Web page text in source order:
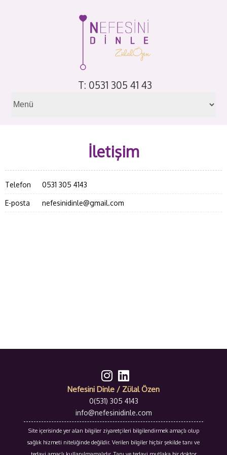
T: 0531 305 41 43
İletişim
Telefon 0531 305 4143
E-posta nefesinidinle@gmail.com
Nefesini Dinle / Zülal Özen
0(531) 305 4143
info@nefesinidinle.com
Site içerisinde yer alan bilgiler ziyaretçileri bilgilendirmek amaçlı olup
sağlık hizmeti niteliğinde değildir. Verilen bilgiler hiçbir şekilde tanı ve